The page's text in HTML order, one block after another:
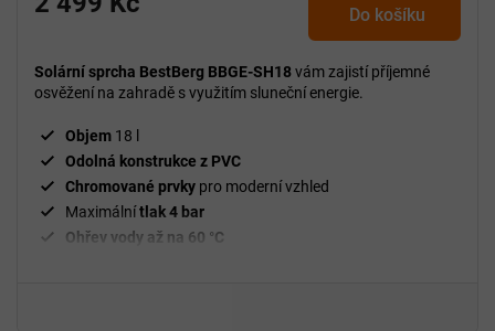
Do košíku
Solární sprcha BestBerg BBGE-SH18vám zajistí příjemné
osvěžení na zahradě s využitím sluneční energie.
Objem 18 l
Odolná konstrukce z PVC
Chromované prvky pro moderní vzhled
Maximálnítlak 4 bar
Ohřev vody až na 60 °C